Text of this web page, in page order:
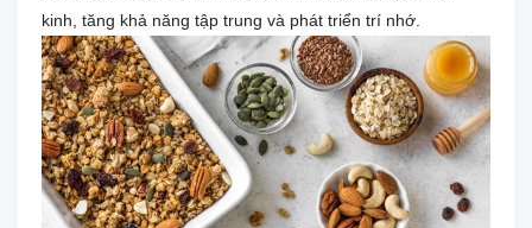
kinh, tăng khả năng tập trung và phát triển trí nhớ.